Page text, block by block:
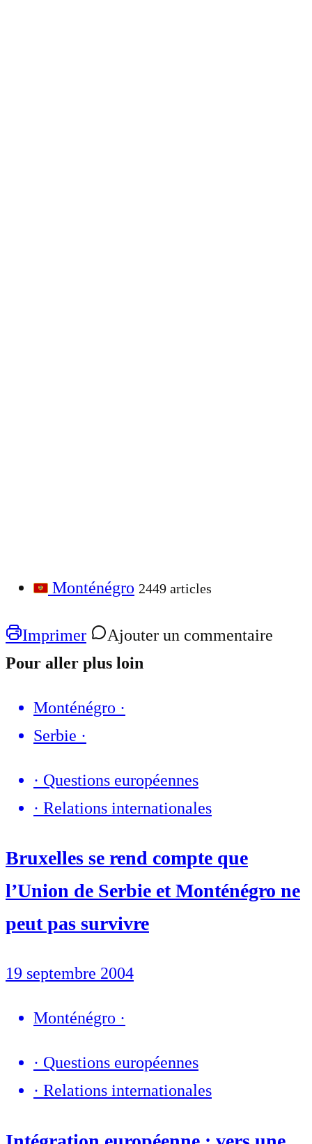
Monténégro 2449 articles
Imprimer
Ajouter un commentaire
Pour aller plus loin
Monténégro ·
Serbie ·
· Questions européennes
· Relations internationales
Bruxelles se rend compte que
l’Union de Serbie et Monténégro ne
peut pas survivre
19 septembre 2004
Monténégro ·
· Questions européennes
· Relations internationales